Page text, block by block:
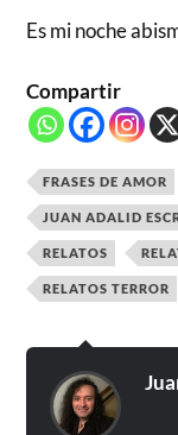
Es mi noche
Compartir
FRASES DE AMOR
JUAN ADALID
RELATOS
RELATOS TERROR